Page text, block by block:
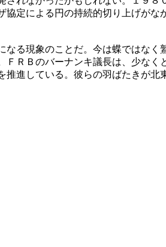
定による円の持続的切り上げがな
る現象のことだ。今は蝶ではなく
ＲＢのバーナンキ議長は、少な
進している。彼らの羽ばたきが北